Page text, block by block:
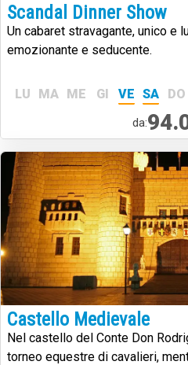
Scandal Dinner Show
Un cabaret stravagante, unico e
emozionante e seducente.
LU MA ME GI VE SA DO
da:
Castello Medievale
Nel castello del Conte Don
torneo equestre di cavalieri,